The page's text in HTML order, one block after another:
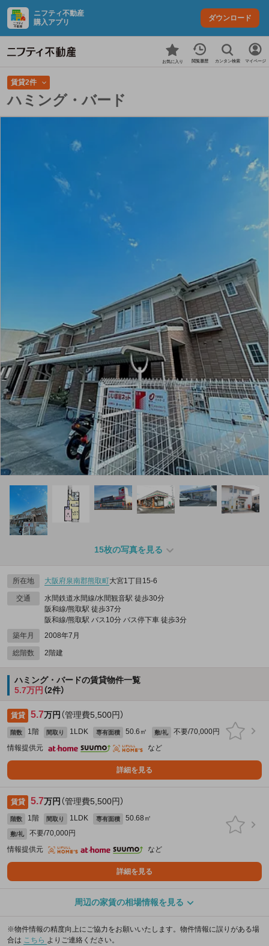
ニフティ不動産
購入アプリ
ダウンロード
お気に入り 閲覧履歴 カンタン検索 マイページ
賃貸2件
ハミング・バード
15枚の写真を見る
所在地 大阪府泉南郡熊取町大宮1丁目15-6
交通
水間鉄道水間線/水間観音駅 徒歩30分
阪和線/熊取駅 徒歩37分
阪和線/熊取駅 バス10分 バス停下車 徒歩3分
築年月
2008年7月
総階数 2階建
ハミング・バードの賃貸物件一覧
5.7万円 （2件）
賃貸 5.7万円 （管理費5,500円）
階数 1階 間取り 1LDK 専有面積 50.6㎡ 敷/礼
不要/70,000円
情報提供元
など
詳細を見る
賃貸 5.7万円 （管理費5,500円）
階数 1階 間取り 1LDK 専有面積 50.68㎡
敷/礼
不要/70,000円
情報提供元
など
詳細を見る
周辺の家賃の相場情報を見る
※物件情報の精度向上にご協力をお願いいたします。物件情報に誤りがある場
合は こちら よりご連絡ください。